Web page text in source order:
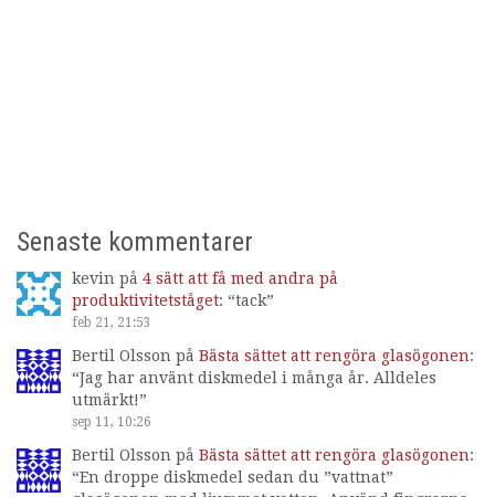
Senaste kommentarer
kevin på 4 sätt att få med andra på
produktivitetståget: “tack”
feb 21, 21:53
Bertil Olsson på Bästa sättet att rengöra glasögonen:
“Jag har använt diskmedel i många år. Alldeles
utmärkt!”
sep 11, 10:26
Bertil Olsson på Bästa sättet att rengöra glasögonen:
“En droppe diskmedel sedan du ”vattnat”